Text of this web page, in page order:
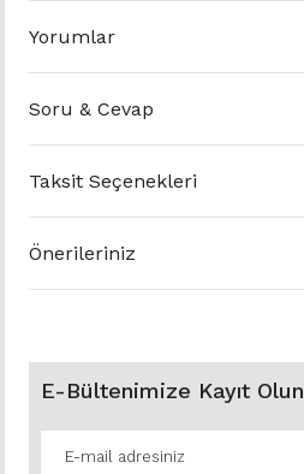
Yorumlar
Soru & Cevap
Taksit Seçenekleri
Önerileriniz
E-Bültenimize Kayıt Olun